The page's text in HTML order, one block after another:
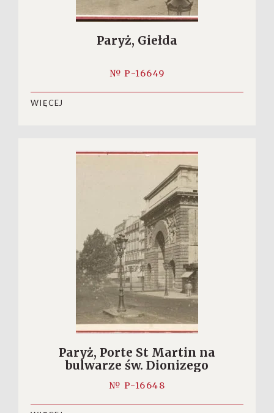
Paryż, Giełda
№ P-16649
WIĘCEJ
Paryż, Porte St Martin na
bulwarze św. Dionizego
№ P-16648